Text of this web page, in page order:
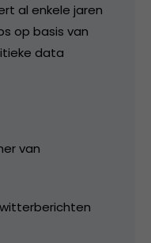
al enkele jaren
op basis van
data
van